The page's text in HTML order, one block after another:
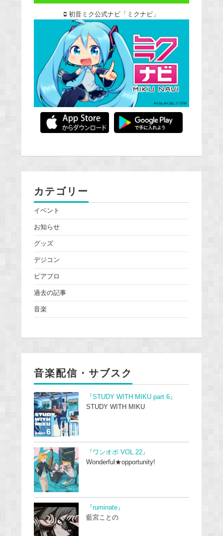
初音ミク公式ナビ「ミクナビ」
カテゴリー
イベント
お知らせ
グッズ
デジコン
ピアプロ
過去の記事
音楽
音楽配信・サブスク
『STUDY WITH MIKU part 6』
STUDY WITH MIKU
『ワンオポ VOL.22』
Wonderful★opportunity!
『ruminate』
藍宮ことの